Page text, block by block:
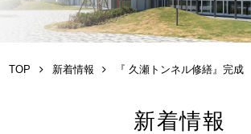
TOP 新着情報 『 久瀬トンネル修繕』完成
新着情報